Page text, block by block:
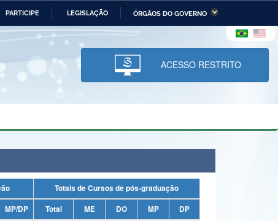
PARTICIPE LEGISLAÇÃO ÓRGÃOS DO GOVERNO
da Economia Ministério da Infraestrutura
Ministério da Ciência,
Tecnologia, Inovações e
Comunicações
Direitos Humanos
ACESSO RESTRITO
Totais de Cursos de pós-graduação
MP/DP Total ME DO MP
DP